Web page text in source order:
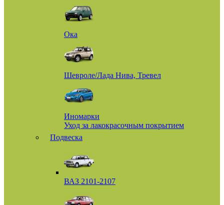
Ока
Шевроле/Лада Нива, Тревел
Иномарки
Уход за лакокрасочным покрытием
Подвеска
ВАЗ 2101-2107